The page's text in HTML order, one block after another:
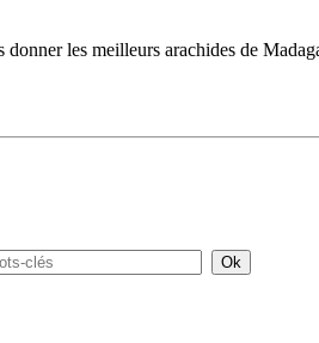
les meilleurs arachides de